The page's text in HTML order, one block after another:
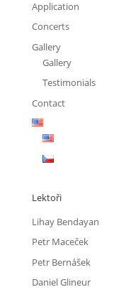
Application
Concerts
Gallery
Gallery
Testimonials
Contact
Lektoři
Lihay Bendayan
Petr Maceček
Petr Bernášek
Daniel Glineur